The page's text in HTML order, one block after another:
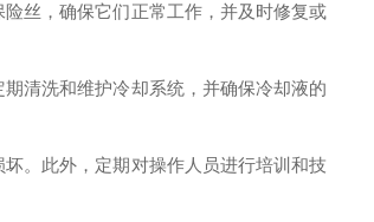
丝，确保它们正常工作，并及时修复或
清洗和维护冷却系统，并确保冷却液的
。此外，定期对操作人员进行培训和技